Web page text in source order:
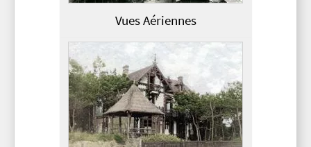
Vues Aériennes